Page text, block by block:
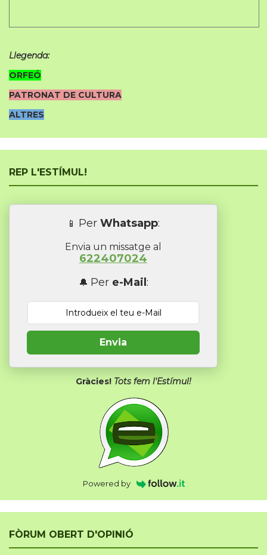
Llegenda:
ORFEÓ
PATRONAT DE CULTURA
ALTRES
REP L'ESTÍMUL!
📱 Per Whatsapp:
Envia un missatge al
622407024
🔔 Per e-Mail :
Envia
Gràcies! Tots fem l'Estímul!
Powered by
FÒRUM OBERT D'OPINIÓ